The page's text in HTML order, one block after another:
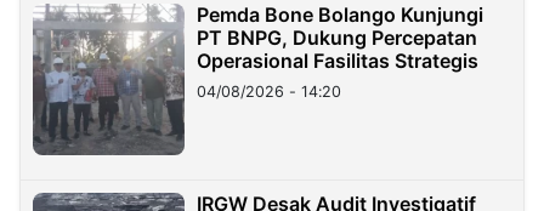
Pemda Bone Bolango Kunjungi
PT BNPG, Dukung Percepatan
Operasional Fasilitas Strategis
04/08/2026 - 14:20
IRGW Desak Audit Investigatif